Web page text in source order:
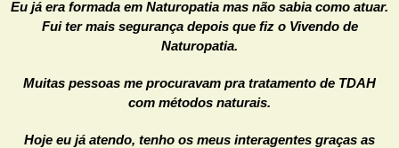
Eu já era formada em Naturopatia mas não sabia como atuar.
Fui ter mais segurança depois que fiz o Vivendo de
Naturopatia.
Muitas pessoas me procuravam pra tratamento de TDAH
com métodos naturais.
Hoje eu já atendo, tenho os meus interagentes graças as